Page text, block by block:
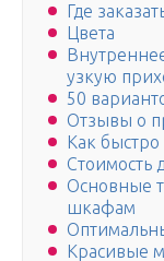
Где
Цвета
узкую
50
Отзывы о
Как
Стоимость
Основные
шкафам
Красивые